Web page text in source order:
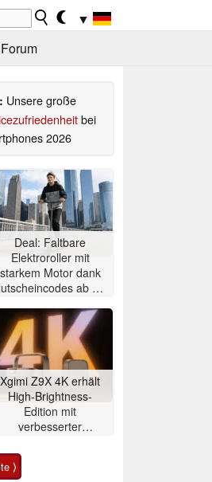
▼
Forum
Unsere große
bei
2026
Deal: Faltbare
Elektroroller mit
starkem Motor dank
ab nur
Xgimi Z9X 4K erhält
High-Brightness-
Edition mit
verbesserter
⟩